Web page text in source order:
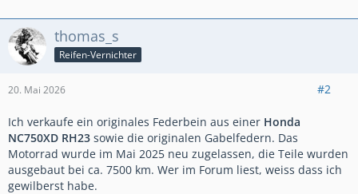
thomas_s
Reifen-Vernichter
20. Mai 2026 #2
Ich verkaufe ein originales Federbein aus einer Honda
NC750XD RH23 sowie die originalen Gabelfedern. Das
Motorrad wurde im Mai 2025 neu zugelassen, die Teile wurden
ausgebaut bei ca. 7500 km. Wer im Forum liest, weiss dass ich
gewilberst habe.